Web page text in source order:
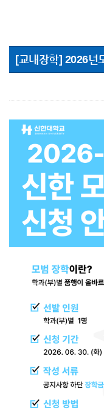
[교내장학] 2026년